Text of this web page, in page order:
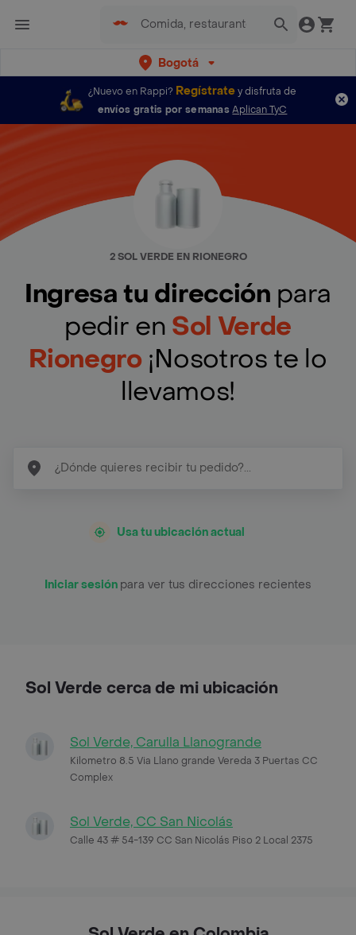
Bogotá
¿Nuevo en Rappi? Regístratey disfruta de
envíos gratis por semanas Aplican TyC
2 SOL VERDE EN RIONEGRO
Ingresa tu dirección para
pedir en Sol Verde
Rionegro ¡Nosotros te lo
llevamos!
Usa tu ubicación actual
Iniciar sesión para ver tus direcciones recientes
Sol Verde cerca de mi ubicación
Sol Verde, Carulla Llanogrande
Kilometro 8.5 Via Llano grande Vereda 3 Puertas CC
Complex
Sol Verde, CC San Nicolás
Calle 43 # 54-139 CC San Nicolás Piso 2 Local 2375